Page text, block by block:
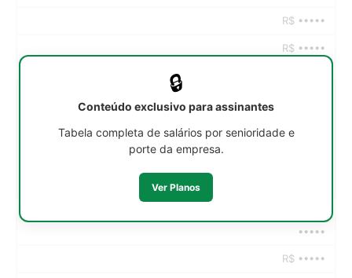
R$ •••••
R$ •••••
•••••
R$ •••••
🔒
Conteúdo exclusivo para assinantes
Tabela completa de salários por senioridade e
porte da empresa.
Ver Planos